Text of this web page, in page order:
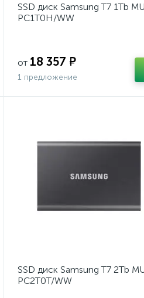
SSD диск Samsung T7 1Tb
PC1T0H/WW
от 18 357 ₽
1 предложение
SSD диск Samsung T7 2Tb
PC2T0T/WW